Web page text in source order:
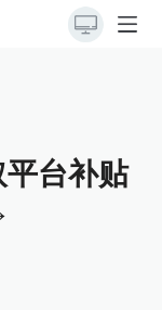
平台补贴